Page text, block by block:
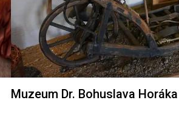
Muzeum Dr. Bohuslava